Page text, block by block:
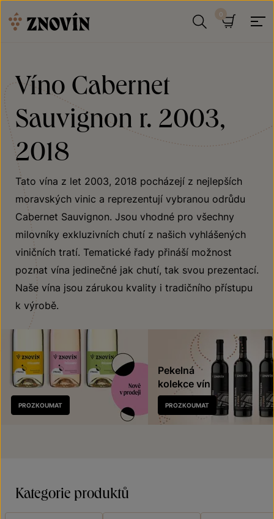
Víno Cabernet
Sauvignon r. 2003,
2018
Tato vína z let 2003, 2018 pocházejí z nejlepších
moravských vinic a reprezentují vybranou odrůdu
Cabernet Sauvignon. Jsou vhodné pro všechny
milovníky exkluzivních chutí z našich vyhlášených
viničních tratí. Tematické řady přináší možnost
poznat vína jedinečné jak chutí, tak svou prezentací.
Naše vína jsou zárukou kvality i tradičního přístupu
k výrobě.
Nově
v prodeji
PROZKOUMAT
Pekelná
kolekce vín
PROZKOUMAT
Kategorie produktů